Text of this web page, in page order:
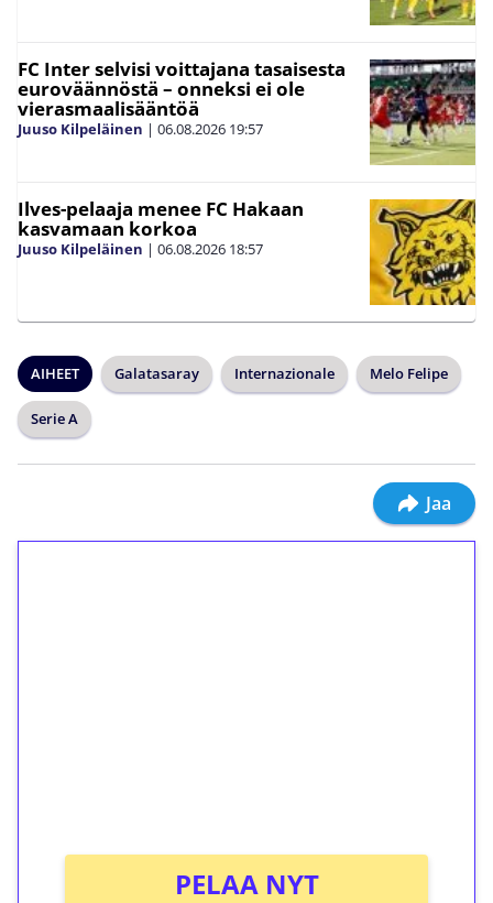
FC Inter selvisi voittajana tasaisesta
euroväännöstä – onneksi ei ole
vierasmaalisääntöä
Juuso Kilpeläinen | 06.08.2026 19:57
Ilves-pelaaja menee FC Hakaan
kasvamaan korkoa
Juuso Kilpeläinen | 06.08.2026 18:57
AIHEET Galatasaray Internazionale Melo Felipe
Serie A
Jaa
PELAA NYT